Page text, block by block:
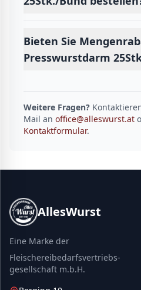
Bieten Sie
Presswurstdarm
Weitere Fragen?
Mail an office@alleswurst.at
Kontaktformular.
AllesWurst
Eine Marke der
Fleischereibedarfsvertriebs-
gesellschaft m.b.H.